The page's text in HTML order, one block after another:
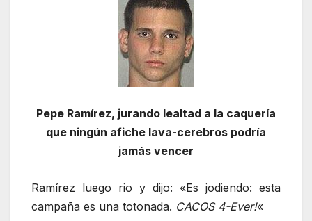
Pepe Ramírez, jurando lealtad a la caquería
que ningún afiche lava-cerebros podría
jamás vencer
Ramírez luego rio y dijo: «Es jodiendo: esta
campaña es una totonada. CACOS 4-Ever!«